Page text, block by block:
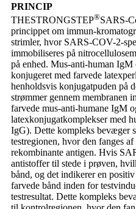
PRINCIP
THESTRONGSTEP®SARS-
princippet om immun-
strimler, hvor SARS-COV-2-
immobiliseres på
på enhed. Mus-anti-human
konjugeret med farvede
henholdsvis konjugatpuden på
strømmer gennem membranen
farvede mus-anti-humane IgM
latexkonjugatkomplekser med
IgG). Dette kompleks bevæger
testregionen, hvor den fanges
rekombinante antigen. Hvis
antistoffer til stede i prøven,
bånd, og det indikerer en
farvede bånd inden for
testresultat. Dette kompleks